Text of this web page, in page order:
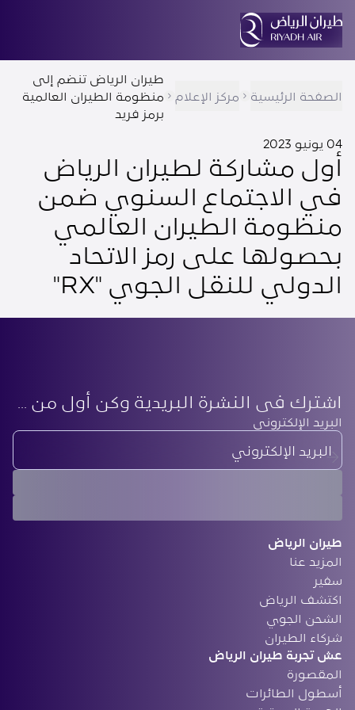
الصفحة الرئيسية مركز الإعلام
طيران الرياض تنضم إلى
منظومة الطيران العالمية
برمز فريد
04 يونيو 2023
أول مشاركة لطيران الرياض
في الاجتماع السنوي ضمن
منظومة الطيران العالمي
بحصولها على رمز الاتحاد
الدولي للنقل الجوي "RX"
اشترك في النشرة البريدية وكن أول من يعرف أحدث أخبارنا
‏البريد الإلكتروني
طيران الرياض
المزيد عنا
سفير
‏اكتشف الرياض
الشحن الجوي
‏شركاء الطيران
‏عش تجربة طيران الرياض
المقصورة
أسطول الطائرات